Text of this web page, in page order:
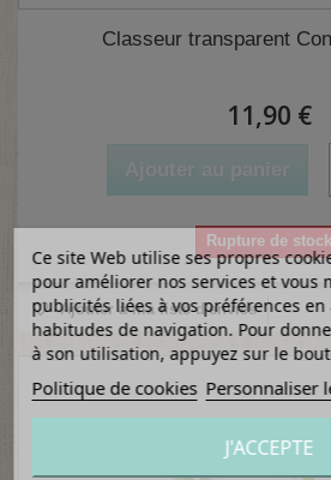
Classeur transparent
11,90 €
Ajouter au panier
Rupture de stock
Ajouter à ma liste d'envies
Ce site Web utilise ses propres
pour améliorer nos services et vous
publicités liées à vos préférences en
habitudes de navigation. Pour
à son utilisation, appuyez sur le
Politique de cookies Personnaliser
J'ACCEPTE